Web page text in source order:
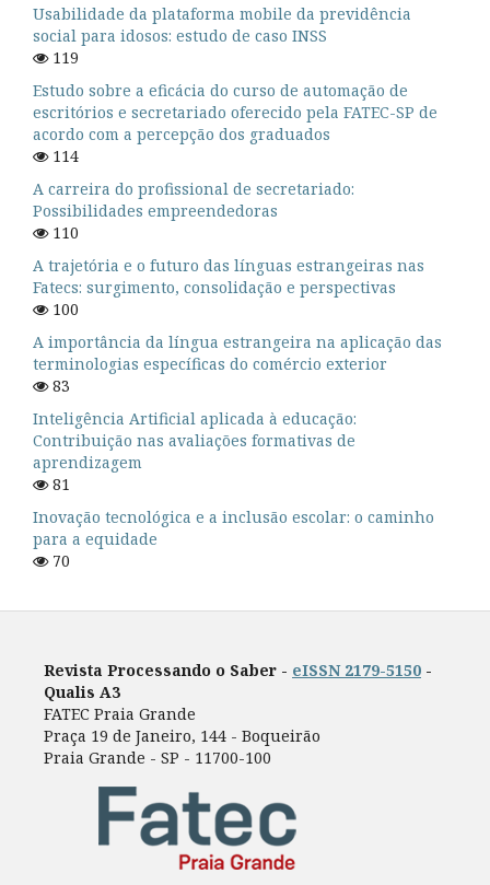
Usabilidade da plataforma mobile da previdência
social para idosos: estudo de caso INSS
119
Estudo sobre a eficácia do curso de automação de
escritórios e secretariado oferecido pela FATEC-SP de
acordo com a percepção dos graduados
114
A carreira do profissional de secretariado:
Possibilidades empreendedoras
110
A trajetória e o futuro das línguas estrangeiras nas
Fatecs: surgimento, consolidação e perspectivas
100
A importância da língua estrangeira na aplicação das
terminologias específicas do comércio exterior
83
Inteligência Artificial aplicada à educação:
Contribuição nas avaliações formativas de
aprendizagem
81
Inovação tecnológica e a inclusão escolar: o caminho
para a equidade
70
Revista Processando o Saber - eISSN 2179-5150 -
Qualis A3
FATEC Praia Grande
Praça 19 de Janeiro, 144 - Boqueirão
Praia Grande - SP - 11700-100